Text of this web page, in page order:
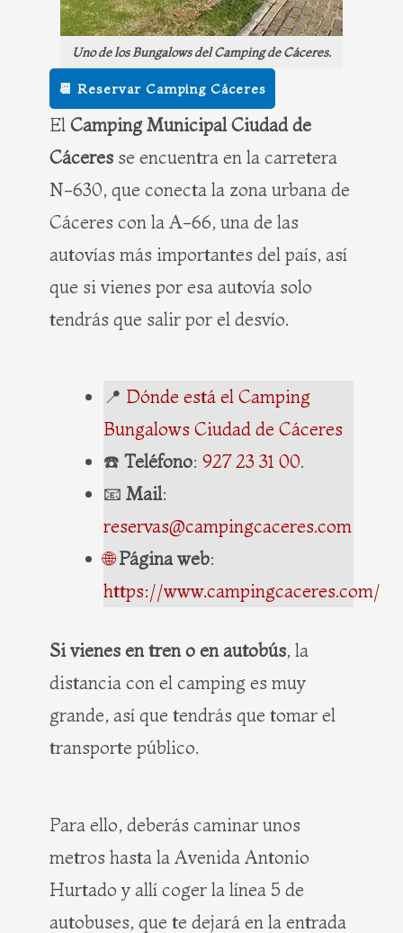
Uno de los Bungalows del Camping de Cáceres.
📆 Reservar Camping Cáceres
El Camping Municipal Ciudad de
Cáceres se encuentra en la carretera
N-630, que conecta la zona urbana de
Cáceres con la A-66, una de las
autovías más importantes del país, así
que si vienes por esa autovía solo
tendrás que salir por el desvío.
📍 Dónde está el Camping
Bungalows Ciudad de Cáceres
☎️ Teléfono: 927 23 31 00.
📧 Mail:
reservas@campingcaceres.com
🌐 Página web:
https://www.campingcaceres.com/
Si vienes en tren o en autobús, la
distancia con el camping es muy
grande, así que tendrás que tomar el
transporte público.
Para ello, deberás caminar unos
metros hasta la Avenida Antonio
Hurtado y allí coger la línea 5 de
autobuses, que te dejará en la entrada